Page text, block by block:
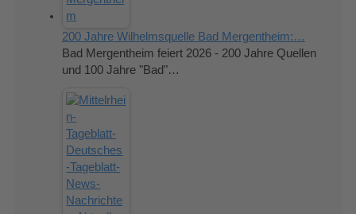
200 Jahre Wilhelmsquelle Bad Mergentheim:…
Bad Mergentheim feiert 2026 - 200 Jahre Quellen
und 100 Jahre "Bad"…